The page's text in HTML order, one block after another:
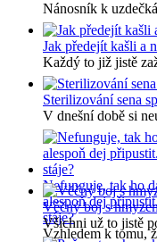
Nánosník k
Jak předejít kašli a
Každý to již jistě
Sterilizování sena
V dnešní době si
Nefunguje, tak ho
alespoň dej
stáje?
Vzhledem k tomu,
Věčný boj s
Všichni už to jistě